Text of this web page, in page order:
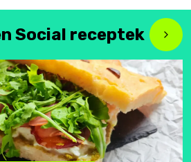
Social receptek